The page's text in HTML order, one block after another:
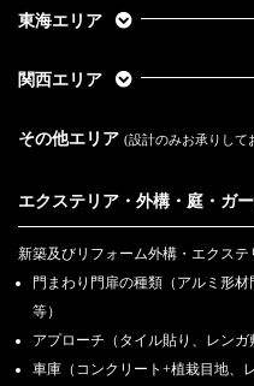
東海エリア
関西エリア
その他エリア (設計のみお承りして
エクステリア・外構・庭・ガ
新築及びリフォーム外構・エクステ
門まわり門扉の種類（アルミ形
等）
アプローチ（タイル貼り、レンガ
車庫（コンクリート+植栽目地、